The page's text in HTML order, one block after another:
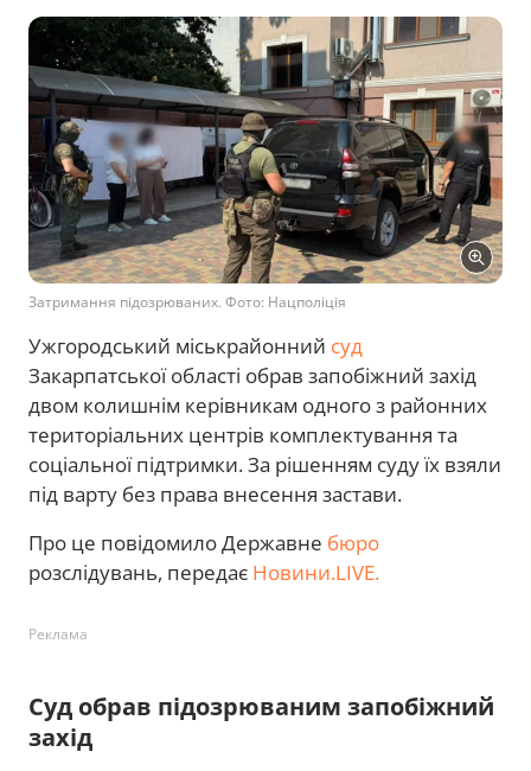
Затримання підозрюваних. Фото: Нацполіція
Ужгородський міськрайонний суд
Закарпатської області обрав запобіжний захід
двом колишнім керівникам одного з районних
територіальних центрів комплектування та
соціальної підтримки. За рішенням суду їх взяли
під варту без права внесення застави.
Про це повідомило Державне бюро
розслідувань, передає Новини.LIVE.
Реклама
Суд обрав підозрюваним запобіжний
захід